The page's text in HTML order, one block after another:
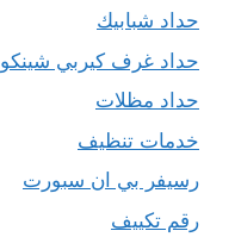
حداد شبابيك
حداد غرف كيربي شينكو
حداد مظلات
خدمات تنظيف
رسيفر بي ان سبورت
رقم تكييف